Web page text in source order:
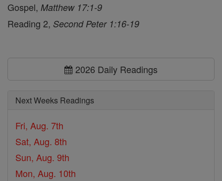
Gospel, Matthew 17:1-9
Reading 2, Second Peter 1:16-19
2026 Daily Readings
Next Weeks Readings
Fri, Aug. 7th
Sat, Aug. 8th
Sun, Aug. 9th
Mon, Aug. 10th